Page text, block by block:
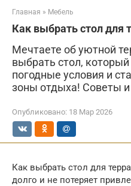
Главная » Мебель
Как выбрать стол для
Мечтаете об уютной
выбрать стол,
погодные условия и
зоны отдыха! Советы и
Опубликовано: 18 Мар 2026
Как выбрать стол для
долго и не потеряет